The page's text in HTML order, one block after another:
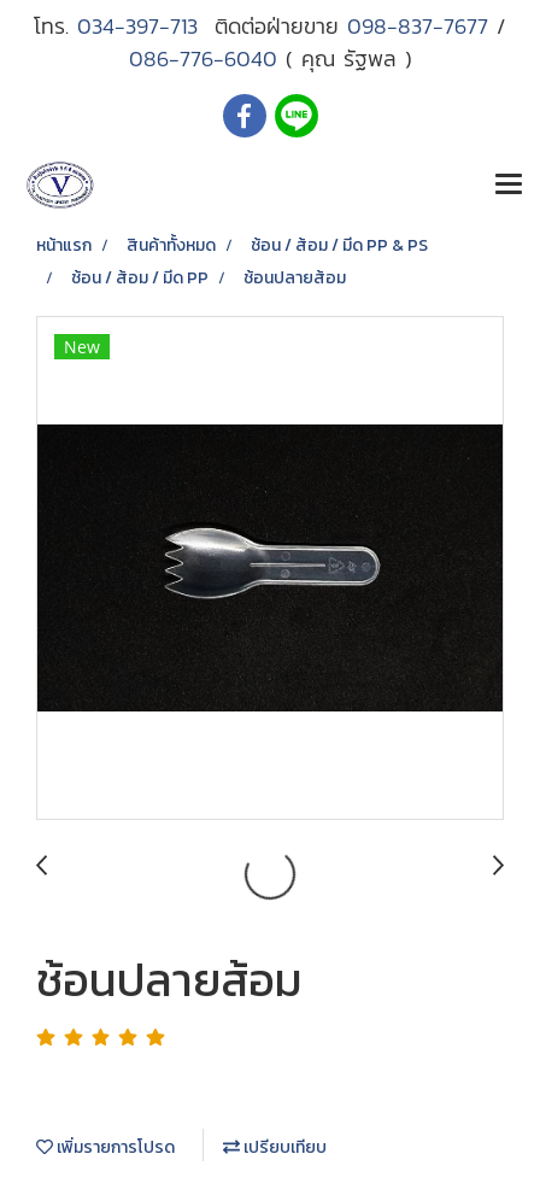
โทร. 034-397-713 ติดต่อฝ่ายขาย 098-837-7677 /
086-776-6040 ( คุณ รัฐพล )
หน้าแรก สินค้าทั้งหมด
ช้อน / ส้อม / มีด PP & PS
ช้อน / ส้อม / มีด PP
ช้อนปลายส้อม
New
ช้อนปลายส้อม
เพิ่มรายการโปรด เปรียบเทียบ